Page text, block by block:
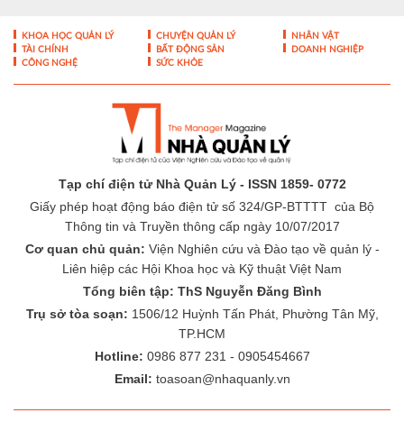
KHOA HỌC QUẢN LÝ CHUYỆN QUẢN LÝ
NHÂN VẬT
TÀI CHÍNH
BẤT ĐỘNG SẢN
DOANH NGHIỆP
CÔNG NGHỆ
SỨC KHỎE
Tạp chí điện tử Nhà Quản Lý - ISSN 1859- 0772
Giấy phép hoạt động báo điện tử số 324/GP-BTTTT của Bộ
Thông tin và Truyền thông cấp ngày 10/07/2017
Cơ quan chủ quản: Viện Nghiên cứu và Đào tạo về quản lý -
Liên hiệp các Hội Khoa học và Kỹ thuật Việt Nam
Tổng biên tập: ThS Nguyễn Đăng Bình
Trụ sở tòa soạn: 1506/12 Huỳnh Tấn Phát, Phường Tân Mỹ,
TP.HCM
Hotline: 0986 877 231 - 0905454667
Email: toasoan@nhaquanly.vn